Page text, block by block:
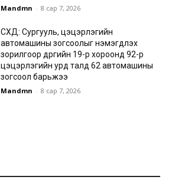
Mandmn - 8 сар 7, 2026
СХД: Сургууль, цэцэрлэгийн
автомашины зогсоолыг нэмэгдүүлэх
зорилгоор дүүргийн 19-р хороонд 92-р
цэцэрлэгийн урд талд 62 автомашины
зогсоол барьжээ
Mandmn - 8 сар 7, 2026